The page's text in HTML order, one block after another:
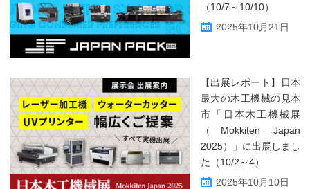
（10/7～10/10）
2025年10月21日
【出展レポート】日本
最大の木工機械の見本
市「日本木工機械展
（Mokkiten Japan
2025）」に出展しまし
た（10/2～4）
2025年10月10日